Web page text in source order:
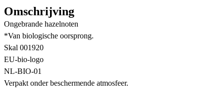
Omschrijving
Ongebrande hazelnoten
*Van biologische oorsprong.
Skal 001920
EU-bio-logo
NL-BIO-01
Verpakt onder beschermende atmosfeer.